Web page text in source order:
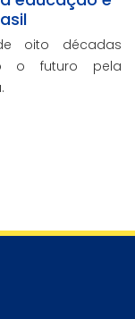
oito décadas
o futuro pela